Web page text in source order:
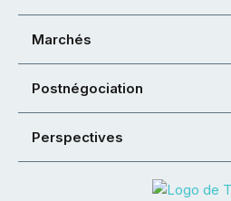
Marchés
Postnégociation
Perspectives